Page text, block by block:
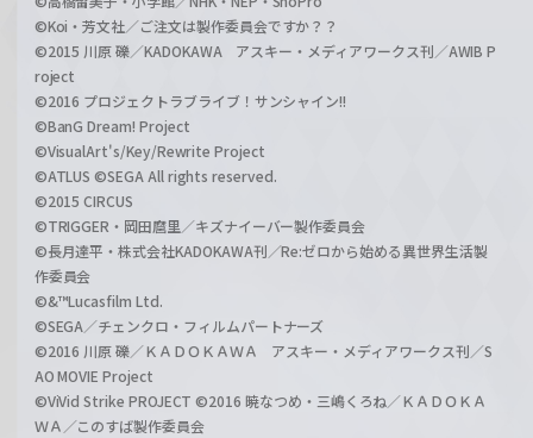
©Koi・芳文社／ご注文は製作委員会ですか？？
©2015 川原 礫／KADOKAWA アスキー・メディアワークス刊／AWIB P
roject
©2016 プロジェクトラブライブ！サンシャイン!!
©BanG Dream! Project
©VisualArt's/Key/Rewrite Project
©ATLUS ©SEGA All rights reserved.
©2015 CIRCUS
©TRIGGER・岡田麿里／キズナイーバー製作委員会
©長月達平・株式会社KADOKAWA刊／Re:ゼロから始める異世界生活製
作委員会
©&™Lucasfilm Ltd.
©SEGA／チェンクロ・フィルムパートナーズ
©2016 川原 礫／ＫＡＤＯＫＡＷＡ アスキー・メディアワークス刊／S
AO MOVIE Project
©ViVid Strike PROJECT ©2016 暁なつめ・三嶋くろね／ＫＡＤＯＫＡ
ＷＡ／このすば製作委員会